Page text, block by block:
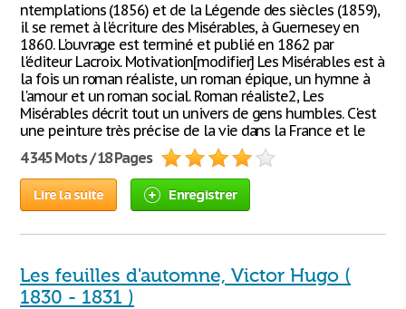
ntemplations (1856) et de la Légende des siècles (1859),
il se remet à l'écriture des Misérables, à Guernesey en
1860. L'ouvrage est terminé et publié en 1862 par
l'éditeur Lacroix. Motivation[modifier] Les Misérables est à
la fois un roman réaliste, un roman épique, un hymne à
l'amour et un roman social. Roman réaliste2, Les
Misérables décrit tout un univers de gens humbles. C'est
une peinture très précise de la vie dans la France et le
4 345 Mots / 18 Pages
Lire la suite Enregistrer
Les feuilles d'automne, Victor Hugo (
1830 - 1831 )